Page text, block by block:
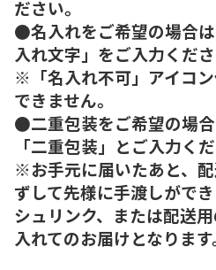
ださい。
●名入れをご希望の場合
入れ文字」をご入力くださ
※「名入れ不可」アイコ
できません。
●二重包装をご希望の場
「二重包装」とご入力くだ
※お手元に届いたあと、
ずして先様に手渡しができ
シュリンク、または配送
入れてのお届けとなります